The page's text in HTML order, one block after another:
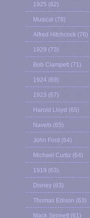
1925 (82)
Musical (78)
Alfred Hitchcock (76)
1929 (73)
Bob Clampett (71)
1924 (69)
1923 (67)
Harold Lloyd (65)
Navets (65)
John Ford (64)
Michael Curtiz (64)
1919 (63)
Disney (63)
Thomas Edison (63)
Mack Sennett (61)